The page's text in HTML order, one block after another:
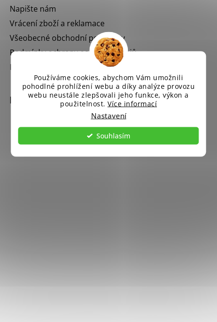
Používáme cookies, abychom Vám umožnili
pohodlné prohlížení webu a díky analýze provozu
webu neustále zlepšovali jeho funkce, výkon a
použitelnost. Více informací
Nastavení
Souhlasím
Napište nám
Vrácení zboží a reklamace
Všeobecné obchodní podmínky
Podmínky ochrany osobních údajů
Kontakt
Kontakt
info@candlelovers.cz
+420 292 332 727